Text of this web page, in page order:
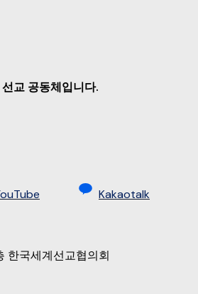
교 공동체입니다.
Kakaotalk
한국세계선교협의회